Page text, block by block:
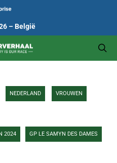
– België
NEDERLAND VROUWEN
2024 GP LE SAMYN DES DAMES